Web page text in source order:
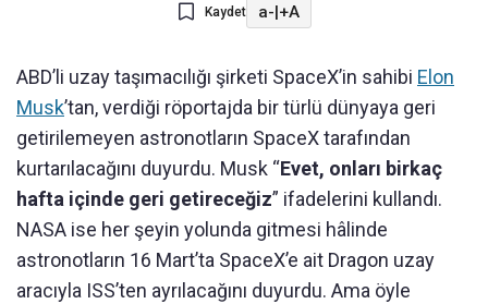
Kaydet a-|+A
ABD’li uzay taşımacılığı şirketi SpaceX’in sahibi Elon
Musk’tan, verdiği röportajda bir türlü dünyaya geri
getirilemeyen astronotların SpaceX tarafından
kurtarılacağını duyurdu. Musk “Evet, onları birkaç
hafta içinde geri getireceğiz” ifadelerini kullandı.
NASA ise her şeyin yolunda gitmesi hâlinde
astronotların 16 Mart’ta SpaceX’e ait Dragon uzay
aracıyla ISS’ten ayrılacağını duyurdu. Ama öyle